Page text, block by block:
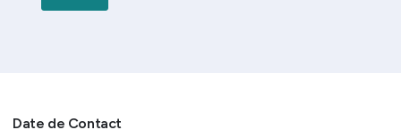
Date de Contact